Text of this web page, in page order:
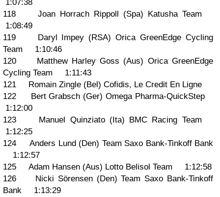
1:07:38
118 Joan Horrach Rippoll (Spa) Katusha Team
1:08:49
119 Daryl Impey (RSA) Orica GreenEdge Cycling
Team 1:10:46
120 Matthew Harley Goss (Aus) Orica GreenEdge
Cycling Team 1:11:43
121 Romain Zingle (Bel) Cofidis, Le Credit En Ligne
122 Bert Grabsch (Ger) Omega Pharma-QuickStep
1:12:00
123 Manuel Quinziato (Ita) BMC Racing Team
1:12:25
124 Anders Lund (Den) Team Saxo Bank-Tinkoff Bank
1:12:57
125 Adam Hansen (Aus) Lotto Belisol Team 1:12:58
126 Nicki Sörensen (Den) Team Saxo Bank-Tinkoff
Bank 1:13:29